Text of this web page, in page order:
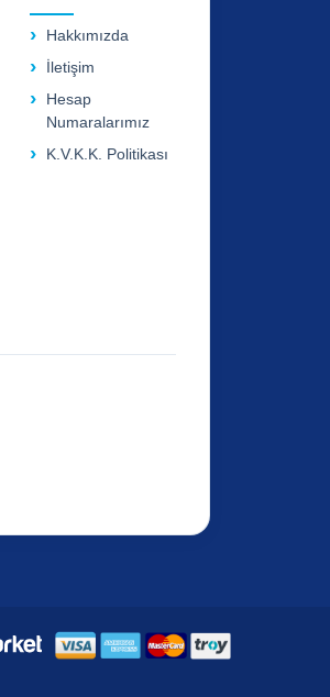
Hakkımızda
İletişim
Hesap
Numaralarımız
K.V.K.K. Politikası